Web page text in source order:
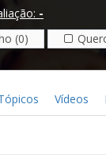
-
(0)
Vídeos